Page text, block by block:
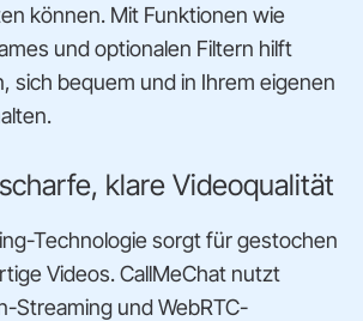
können. Mit Funktionen wie
und optionalen Filtern hilft
sich bequem und in Ihrem eigenen
klare Videoqualität
Technologie sorgt für gestochen
Videos. CallMeChat nutzt
Streaming und WebRTC-